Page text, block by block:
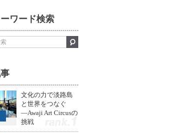
ワード検索
文化の力で淡路島
と世界をつなぐ
—Awaji Art Circusの
挑戦